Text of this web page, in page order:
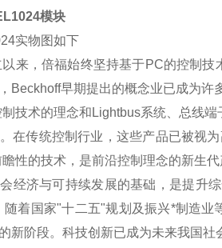
模块
实物图如下
来，倍福始终坚持基于PC的控制
Beckhoff早期提出的概念业已成为许
技术的理念和Lightbus系统、总线
在传统控制行业，这些产品已被视
性的技术，是前沿控制理念的新生代
经济与可持续发展的基础，是提升
随着国家"十二五"规划及振兴*制造
新阶段。科技创新已成为未来我国社